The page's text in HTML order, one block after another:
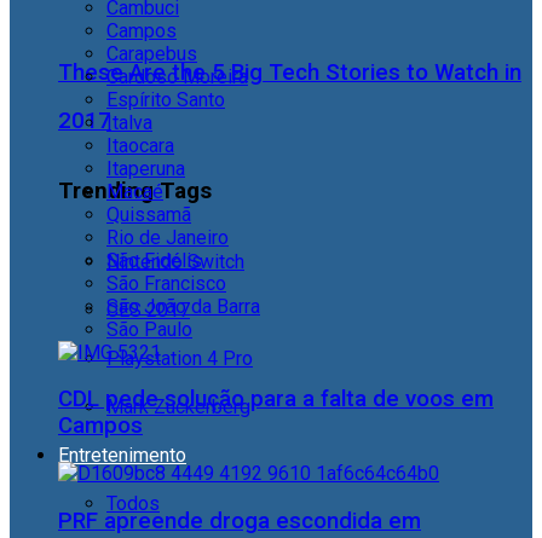
These Are the 5 Big Tech Stories to Watch in
2017
Trending Tags
Nintendo Switch
CES 2017
Playstation 4 Pro
Mark Zuckerberg
Entretenimento
Todos
Cambuci
Campos
Carapebus
Cardoso Moreira
Espírito Santo
Italva
Itaocara
Itaperuna
Macaé
Quissamã
Rio de Janeiro
São Fidélis
São Francisco
São João da Barra
São Paulo
CDL pede solução para a falta de voos em
Campos
PRF apreende droga escondida em